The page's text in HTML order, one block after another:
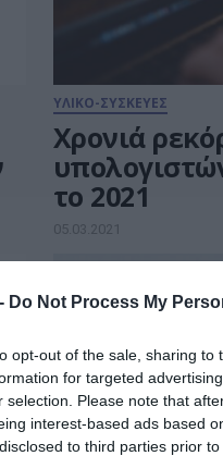
Do Not Process My
opt-out of the sale, sharing
for targeted
selection. Please note that
interest-based ads based
to third parties prior
ΥΛΙΚΟ-ΣΥΣΚΕΥΕΣ
Χρονιά
το 2021
05.03.2021